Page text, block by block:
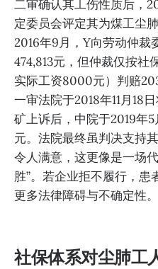
二审确认其工伤性质后，
定委员会评定其为煤工尘
2016年9月，Y向劳动仲裁
474,813元，但仲裁仅按社
实际工资8000元）判赔
一审法院于2018年11月18
矿上诉后，中院于2019年
元。法院最终虽判决支持
令人满意，这更像是一场
胜”。若企业拒不履行，患
更多法律障碍与不确定性。
社保体系对尘肺工